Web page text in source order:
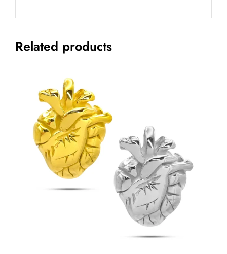
Related products